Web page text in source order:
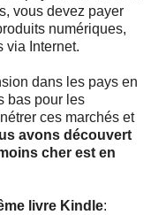
vous devez payer
numériques,
via Internet.
dans les pays en
bas pour les
ces marchés et
avons découvert
cher est en
livre Kindle: